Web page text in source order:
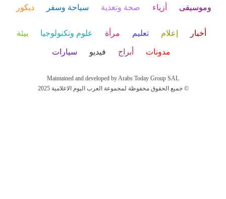
وموسيقى أزياء صحة وتغذية سياحة وسفر ديكور
أخبار إعلام تعليم مرأة علوم وتكنولوجيا بيئة
مدونات أبراج فيديو سيارات
Maintained and developed by Arabs Today Group SAL
جميع الحقوق محفوظة لمجموعة العرب اليوم الاعلامية 2025 ©